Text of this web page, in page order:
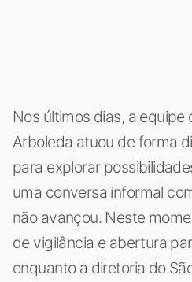
Nos últimos dias, a equipe
Arboleda atuou de forma
para explorar
uma conversa informal
não avançou. Neste
de vigilância e abertura
enquanto a diretoria do